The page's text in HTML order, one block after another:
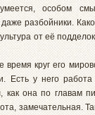
особом
разбойники.
от её
круг его
Есть у него
как она по главам
замечательная.